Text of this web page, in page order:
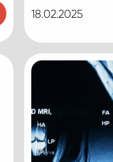
18.02.2025